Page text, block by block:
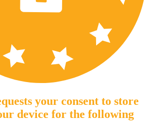
your consent to store
device for the following